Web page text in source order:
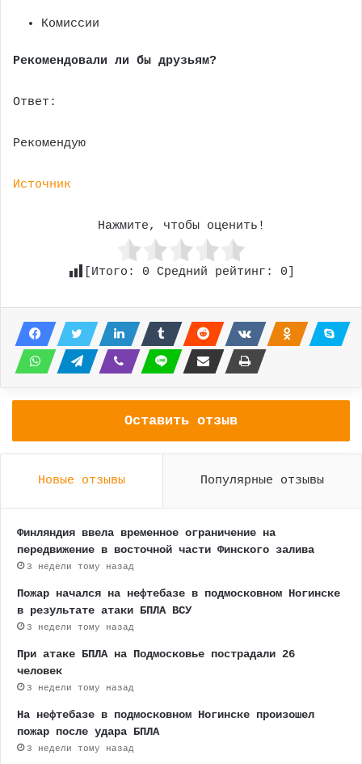
Комиссии
Рекомендовали ли бы друзьям?
Ответ:
Рекомендую
Источник
Нажмите, чтобы оценить!
[Итого: 0 Средний рейтинг: 0
Оставить отзыв
Новые отзывы Популярные отзывы
Финляндия ввела временное ограничение на
передвижение в восточной части Финского залива
3 недели тому назад
Пожар начался на нефтебазе в подмосковном Ногинске
в результате атаки БПЛА ВСУ
3 недели тому назад
При атаке БПЛА на Подмосковье пострадали 26
человек
3 недели тому назад
На нефтебазе в подмосковном Ногинске произошел
пожар после удара БПЛА
3 недели тому назад